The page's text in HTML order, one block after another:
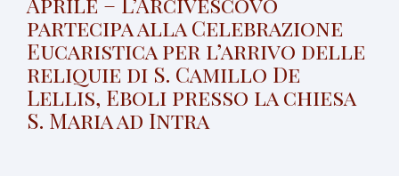
partecipa alla Celebrazione
Eucaristica per l’arrivo delle
reliquie di S. Camillo De
Lellis, Eboli presso la chiesa
S. Maria ad Intra